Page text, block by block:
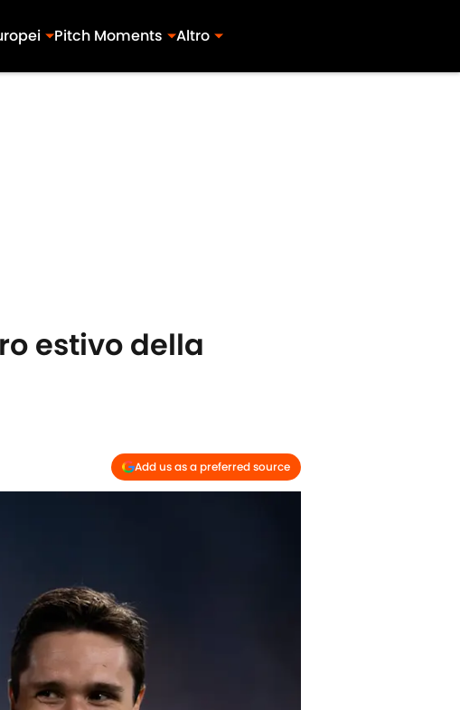
Pitch Moments Altro
estivo della
Add us as a preferred source